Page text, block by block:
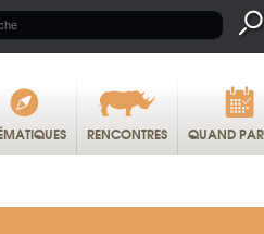
RENCONTRES QUAND